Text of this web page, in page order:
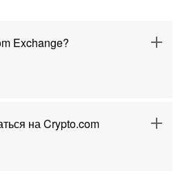
Exchange?
на Crypto.com